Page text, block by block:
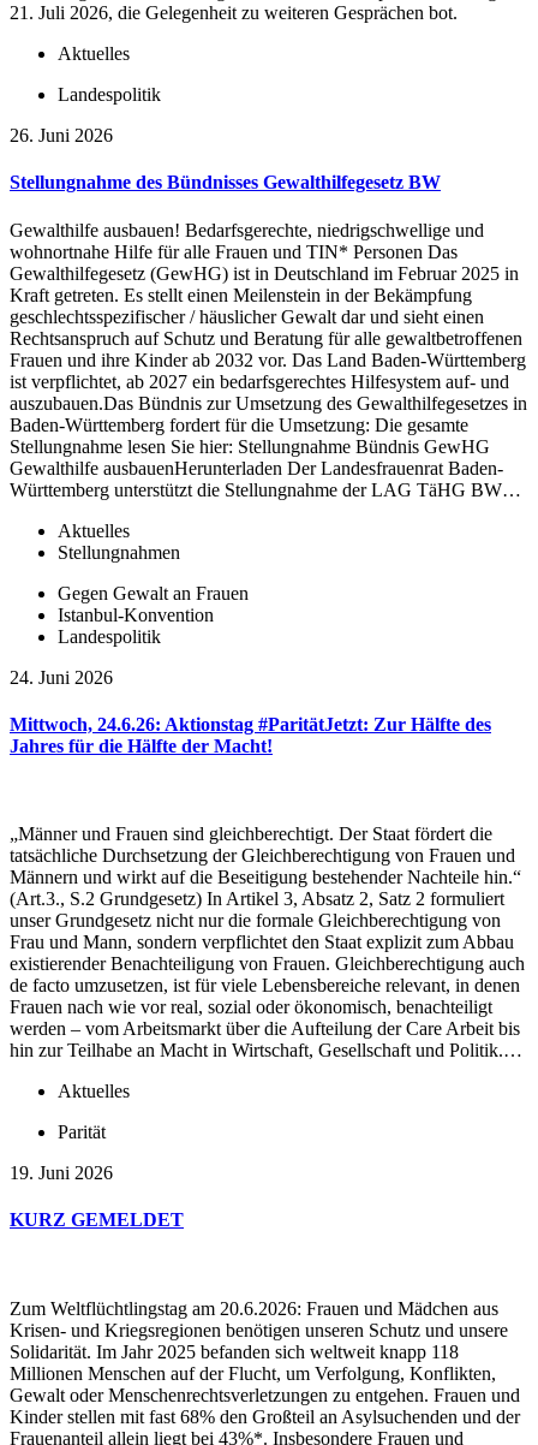
21. Juli 2026, die Gelegenheit zu weiteren Gesprächen bot.
Aktuelles
Landespolitik
26. Juni 2026
Stellungnahme des Bündnisses Gewalthilfegesetz BW
Gewalthilfe ausbauen! Bedarfsgerechte, niedrigschwellige und
wohnortnahe Hilfe für alle Frauen und TIN* Personen Das
Gewalthilfegesetz (GewHG) ist in Deutschland im Februar 2025 in
Kraft getreten. Es stellt einen Meilenstein in der Bekämpfung
geschlechtsspezifischer / häuslicher Gewalt dar und sieht einen
Rechtsanspruch auf Schutz und Beratung für alle gewaltbetroffenen
Frauen und ihre Kinder ab 2032 vor. Das Land Baden-Württemberg
ist verpflichtet, ab 2027 ein bedarfsgerechtes Hilfesystem auf- und
auszubauen.Das Bündnis zur Umsetzung des Gewalthilfegesetzes in
Baden-Württemberg fordert für die Umsetzung: Die gesamte
Stellungnahme lesen Sie hier: Stellungnahme Bündnis GewHG
Gewalthilfe ausbauenHerunterladen Der Landesfrauenrat Baden-
Württemberg unterstützt die Stellungnahme der LAG TäHG BW…
Aktuelles
Stellungnahmen
Gegen Gewalt an Frauen
Istanbul-Konvention
Landespolitik
24. Juni 2026
Mittwoch, 24.6.26: Aktionstag #ParitätJetzt: Zur Hälfte des
Jahres für die Hälfte der Macht!
„Männer und Frauen sind gleichberechtigt. Der Staat fördert die
tatsächliche Durchsetzung der Gleichberechtigung von Frauen und
Männern und wirkt auf die Beseitigung bestehender Nachteile hin.“
(Art.3., S.2 Grundgesetz) In Artikel 3, Absatz 2, Satz 2 formuliert
unser Grundgesetz nicht nur die formale Gleichberechtigung von
Frau und Mann, sondern verpflichtet den Staat explizit zum Abbau
existierender Benachteiligung von Frauen. Gleichberechtigung auch
de facto umzusetzen, ist für viele Lebensbereiche relevant, in denen
Frauen nach wie vor real, sozial oder ökonomisch, benachteiligt
werden – vom Arbeitsmarkt über die Aufteilung der Care Arbeit bis
hin zur Teilhabe an Macht in Wirtschaft, Gesellschaft und Politik.…
Aktuelles
Parität
19. Juni 2026
KURZ GEMELDET
Zum Weltflüchtlingstag am 20.6.2026: Frauen und Mädchen aus
Krisen- und Kriegsregionen benötigen unseren Schutz und unsere
Solidarität. Im Jahr 2025 befanden sich weltweit knapp 118
Millionen Menschen auf der Flucht, um Verfolgung, Konflikten,
Gewalt oder Menschenrechtsverletzungen zu entgehen. Frauen und
Kinder stellen mit fast 68% den Großteil an Asylsuchenden und der
Frauenanteil allein liegt bei 43%*. Insbesondere Frauen und